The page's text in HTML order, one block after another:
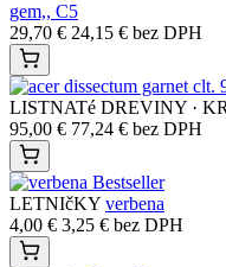
gem,, C5
29,70 € 24,15 € bez DPH
LISTNATé DREVINY ·
95,00 € 77,24 € bez DPH
Bestseller
LETNIčKY verbena
4,00 € 3,25 € bez DPH